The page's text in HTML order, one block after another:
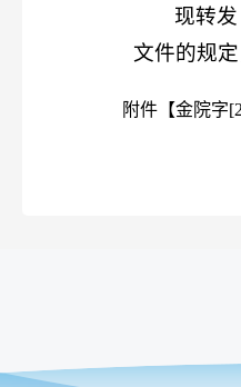
现转
文件的规
附件【金院字